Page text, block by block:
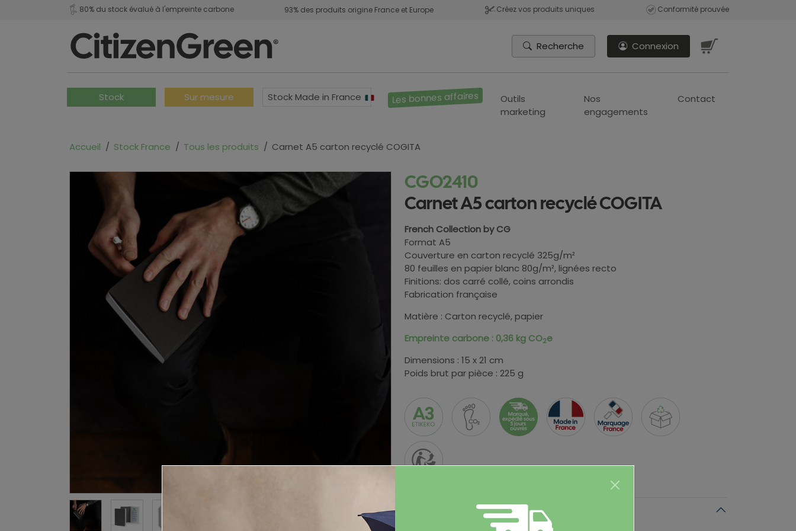
80% du stock évalué à l'empreinte carbone 93% des produits origine France et Europe Créez vos produits uniques Conformité prouvée
Recherche Connexion
Stock Sur mesure Stock Made in France Les bonnes affaires
Outils
marketing
Nos
engagements
Contact
Accueil Stock France Tous les produits Carnet A5 carton recyclé COGITA
CGO2410
Carnet A5 carton recyclé COGITA
French Collection by CG
Format A5
Couverture en carton recyclé 325g/m²
80 feuilles en papier blanc 80g/m², lignées recto
Finitions: dos carré collé, coins arrondis
Fabrication française
Matière : Carton recyclé, papier
Empreinte carbone : 0,36 kg CO2e
Dimensions : 15 x 21 cm
Poids brut par pièce : 225 g
Coloris et stocks